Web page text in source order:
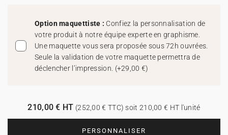
Présentoirs comptoir
Stickers
Option maquettiste : Confiez la personnalisation de
votre produit à notre équipe experte en graphisme.
Une maquette vous sera proposée sous 72h ouvrées.
Seule la validation de votre maquette permettra de
déclencher l’impression. (+29,00 €)
PERSONNALISER
210,00 € HT (252,00 € TTC) soit 210,00 € HT l'unité